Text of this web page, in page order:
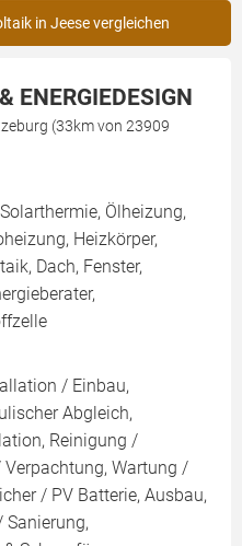
in Jeese vergleichen
ENERGIEDESIGN
(33km von 23909
Ölheizung,
Heizkörper,
Dach, Fenster,
/ Einbau,
Abgleich,
Reinigung /
Wartung /
/ PV Batterie, Ausbau,
Sanierung,